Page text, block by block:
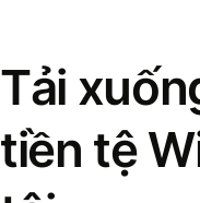
Tải
tiền tệ